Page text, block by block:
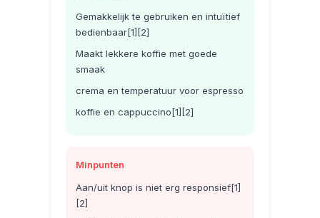
Gemakkelijk te gebruiken en intuïtief
bedienbaar[1][2]
Maakt lekkere koffie met goede
smaak
crema en temperatuur voor espresso
koffie en cappuccino[1][2]
Minpunten
Aan/uit knop is niet erg responsief[1]
[2]